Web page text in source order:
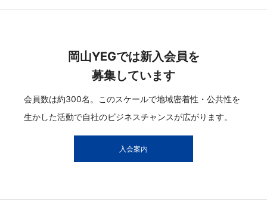
岡山YEGでは新入会員を
募集しています
会員数は約300名。このスケールで地域密着性・公共性を
生かした活動で自社のビジネスチャンスが広がります。
入会案内